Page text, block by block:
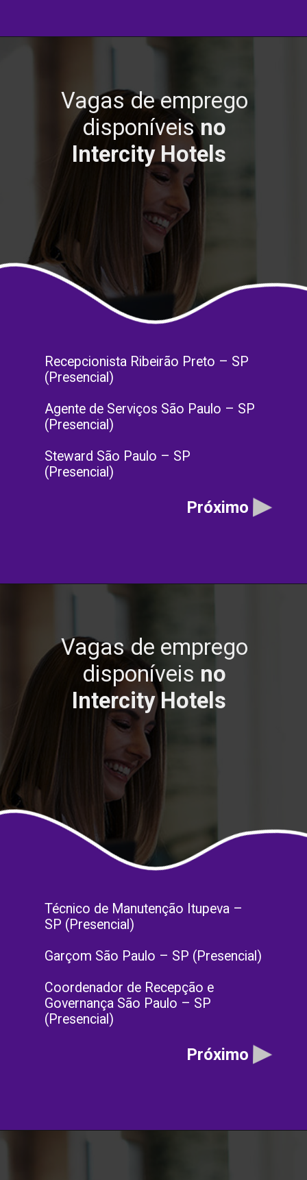
Recepcionista Ribeirão Preto – SP
(Presencial)
Agente de Serviços São Paulo – SP
(Presencial)
Steward São Paulo – SP
(Presencial)
Vagas de emprego
disponíveisno
Intercity Hotels
Próximo
Técnico de Manutenção Itupeva –
SP (Presencial)
Garçom São Paulo – SP (Presencial)
Coordenador de Recepção e
Governança São Paulo – SP
(Presencial)
Vagas de emprego
disponíveis no
Intercity Hotels
Próximo